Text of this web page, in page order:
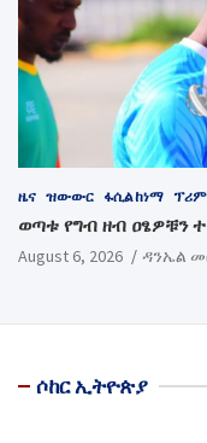
ዜና ዝውውር ፋሲል ከነማ
ወጣቱ የግብ ዘብ ዐፄዎቹን
August 6, 2026 ዳንኤል
ሶከር ኢትዮጵያ